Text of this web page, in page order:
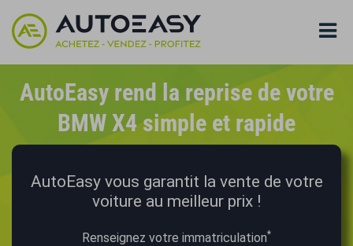
AutoEasy rend la reprise de votre
BMW X4 simple et rapide
AutoEasy vous garantit la vente de votre
voiture au meilleur prix !
Renseignez votre immatriculation*